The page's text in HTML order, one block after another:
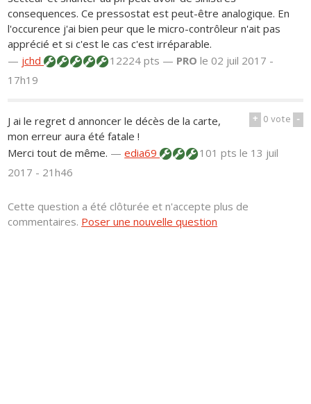
consequences. Ce pressostat est peut-être analogique. En
l'occurence j'ai bien peur que le micro-contrôleur n'ait pas
apprécié et si c'est le cas c'est irréparable.
— jchd 12224 pts — PRO le 02 juil 2017 -
17h19
+ 0vote -
J ai le regret d annoncer le décès de la carte,
mon erreur aura été fatale !
Merci tout de même. —edia69 101 ptsle 13 juil
2017 - 21h46
Cette question a été clôturée et n'accepte plus de
commentaires. Poser une nouvelle question